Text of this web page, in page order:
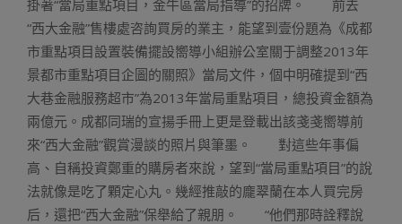
掛著“當局重點項目，金牛區當局指導”的招牌。 前去
“西大金融”售樓處咨詢買房的業主，能望到壹份題為《成都
市重點項目設置裝備擺設嚮導小組辦公室關于調整2013年
景都市重點項目企圖的關照》當局文件，個中明確提到“西
大巷金融服務超市”為2013年當局重點項目，總投資金額為
兩億元。成都同瑞的宣揚手冊上更是登載出該戔戔嚮導前
來“西大金融”觀賞漫談的照片與筆墨。 對這些年事偏
高、自稱投資鄭重的購房者來說，望到“當局重點項目”的說
法就像是吃了顆定心丸。幾經推敲的龐翠蘭在本人買完房
后，還把“西大金融”保舉給了親朋。 “他們那時詮釋說